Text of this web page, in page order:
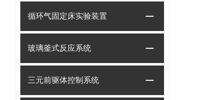
循环气固定床实验装置
玻璃釜式反应系统
三元前驱体控制系统